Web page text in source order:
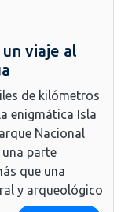
viaje al
de kilómetros
enigmática Isla
Nacional
una parte
que una
y arqueológico